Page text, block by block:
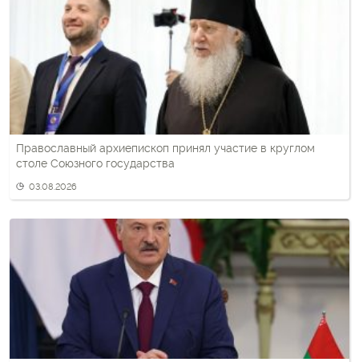
Православный архиепископ принял участие в круглом
столе Союзного государства
03.08.2026